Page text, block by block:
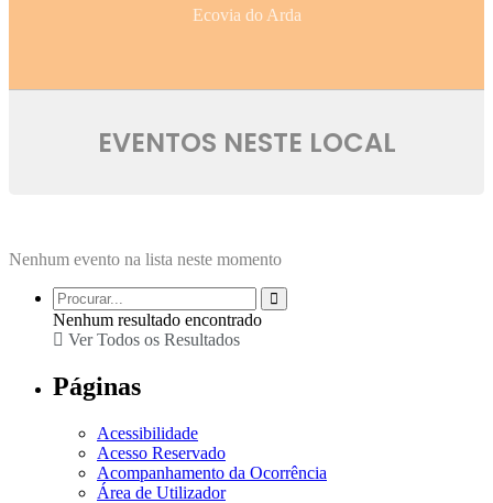
Ecovia do Arda
EVENTOS NESTE LOCAL
Nenhum evento na lista neste momento
Nenhum resultado encontrado
Ver Todos os Resultados
Páginas
Acessibilidade
Acesso Reservado
Acompanhamento da Ocorrência
Área de Utilizador